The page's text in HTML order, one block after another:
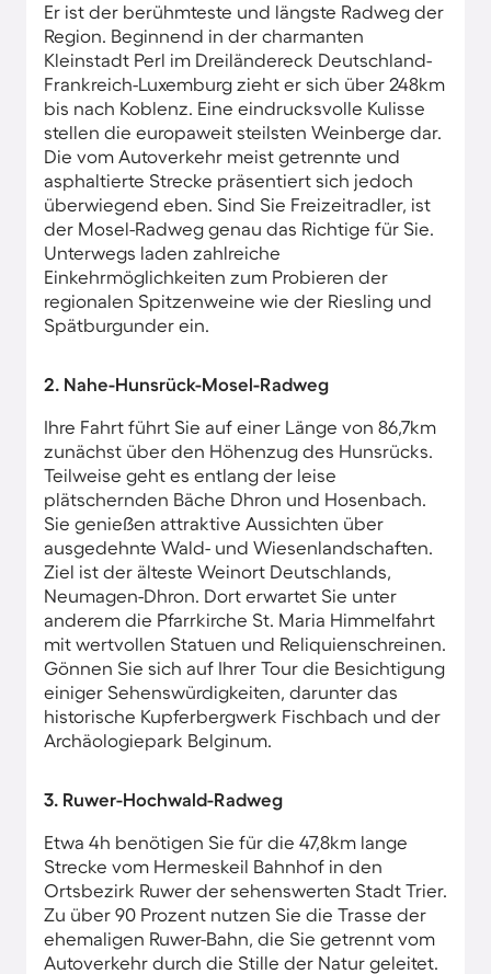
Er ist der berühmteste und längste Radweg der
Region. Beginnend in der charmanten
Kleinstadt Perl im Dreiländereck Deutschland-
Frankreich-Luxemburg zieht er sich über 248km
bis nach Koblenz. Eine eindrucksvolle Kulisse
stellen die europaweit steilsten Weinberge dar.
Die vom Autoverkehr meist getrennte und
asphaltierte Strecke präsentiert sich jedoch
überwiegend eben. Sind Sie Freizeitradler, ist
der Mosel-Radweg genau das Richtige für Sie.
Unterwegs laden zahlreiche
Einkehrmöglichkeiten zum Probieren der
regionalen Spitzenweine wie der Riesling und
Spätburgunder ein.
2. Nahe-Hunsrück-Mosel-Radweg
Ihre Fahrt führt Sie auf einer Länge von 86,7km
zunächst über den Höhenzug des Hunsrücks.
Teilweise geht es entlang der leise
plätschernden Bäche Dhron und Hosenbach.
Sie genießen attraktive Aussichten über
ausgedehnte Wald- und Wiesenlandschaften.
Ziel ist der älteste Weinort Deutschlands,
Neumagen-Dhron. Dort erwartet Sie unter
anderem die Pfarrkirche St. Maria Himmelfahrt
mit wertvollen Statuen und Reliquienschreinen.
Gönnen Sie sich auf Ihrer Tour die Besichtigung
einiger Sehenswürdigkeiten, darunter das
historische Kupferbergwerk Fischbach und der
Archäologiepark Belginum.
3. Ruwer-Hochwald-Radweg
Etwa 4h benötigen Sie für die 47,8km lange
Strecke vom Hermeskeil Bahnhof in den
Ortsbezirk Ruwer der sehenswerten Stadt Trier.
Zu über 90 Prozent nutzen Sie die Trasse der
ehemaligen Ruwer-Bahn, die Sie getrennt vom
Autoverkehr durch die Stille der Natur geleitet.